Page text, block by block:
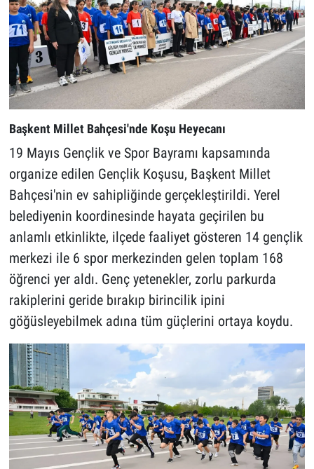
Başkent Millet Bahçesi'nde Koşu Heyecanı
19 Mayıs Gençlik ve Spor Bayramı kapsamında
organize edilen Gençlik Koşusu, Başkent Millet
Bahçesi'nin ev sahipliğinde gerçekleştirildi. Yerel
belediyenin koordinesinde hayata geçirilen bu
anlamlı etkinlikte, ilçede faaliyet gösteren 14 gençlik
merkezi ile 6 spor merkezinden gelen toplam 168
öğrenci yer aldı. Genç yetenekler, zorlu parkurda
rakiplerini geride bırakıp birincilik ipini
göğüsleyebilmek adına tüm güçlerini ortaya koydu.